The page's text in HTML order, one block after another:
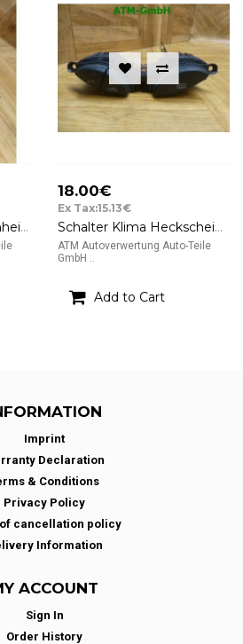
Schalter Heckscheibenheizung VW Polo 9N TRW 6Q0959621
18.00€
Ex Tax:15.13€
Schalter Klima Heckscheibenheizung Umluft Ford Focus 1 98AG19A945BF
ATM Autoverwertung Auto-Teile
GmbH ..
Add to Cart
Imprint
Declaration
& Conditions
Privacy Policy
cancellation policy
Information
ACCOUNT
Sign In
Order History